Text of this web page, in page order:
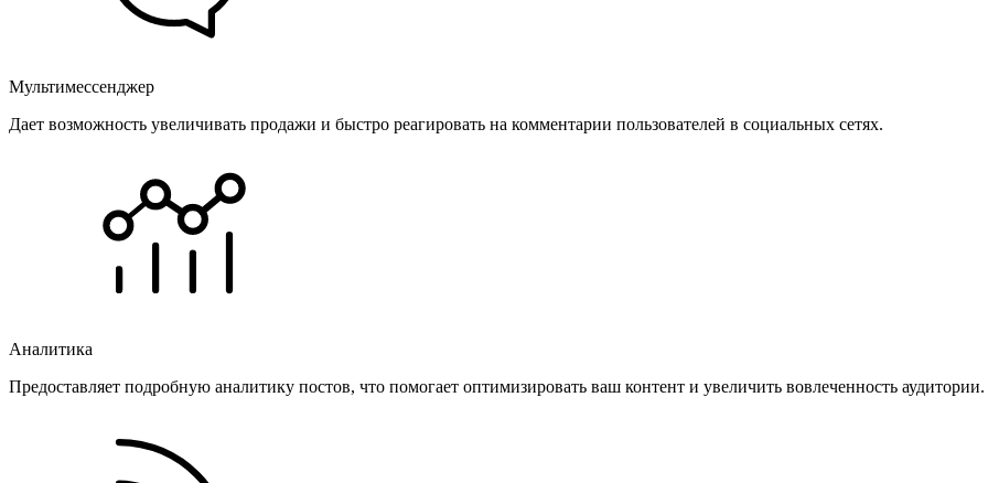
Мультимессенджер
Дает возможность увеличивать продажи и быстро реагировать на комментарии пользователей в социальных сетях.
Аналитика
Предоставляет подробную аналитику постов, что помогает оптимизировать ваш контент и увеличить вовлеченность аудитории.